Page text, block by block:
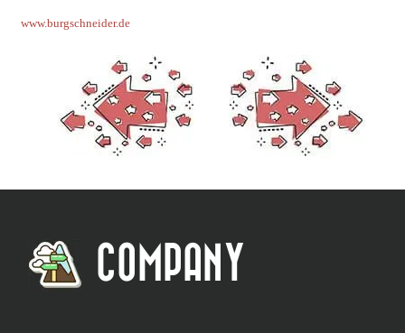
www.burgschneider.de
COMPANY